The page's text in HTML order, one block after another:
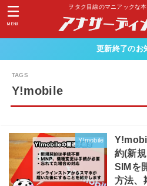
ヲタク目線のマニアックな
MENU
更新終了のお
Y!mobile
Y!mobile
約(新
SIMを
方法、